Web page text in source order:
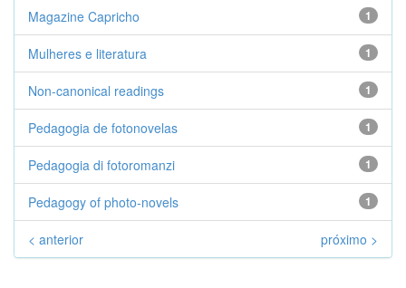
1
Magazine Capricho
1
Mulheres e literatura
1
Non-canonical readings
1
Pedagogia de fotonovelas
1
Pedagogia di fotoromanzi
1
Pedagogy of photo-novels
< anterior próximo >